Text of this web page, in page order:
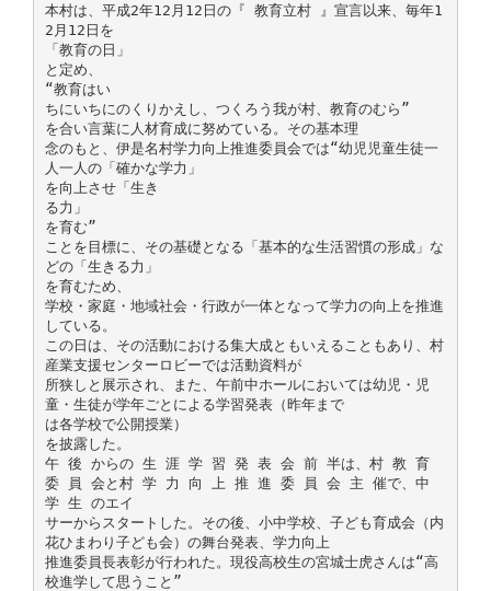
本村は、平成2年12月12日の『 教育立村 』宣言以来、毎年1
2月12日を
「教育の日」
と定め、
“教育はい
ちにいちにのくりかえし、つくろう我が村、教育のむら”
を合い言葉に人材育成に努めている。その基本理
念のもと、伊是名村学力向上推進委員会では“幼児児童生徒一
人一人の「確かな学力」
を向上させ「生き
る力」
を育む”
ことを目標に、その基礎となる「基本的な生活習慣の形成」な
どの「生きる力」
を育むため、
学校・家庭・地域社会・行政が一体となって学力の向上を推進
している。
この日は、その活動における集大成ともいえることもあり、村
産業支援センターロビーでは活動資料が
所狭しと展示され、また、午前中ホールにおいては幼児・児
童・生徒が学年ごとによる学習発表（昨年まで
は各学校で公開授業）
を披露した。
午 後 からの 生 涯 学 習 発 表 会 前 半は、村 教 育
委 員 会と村 学 力 向 上 推 進 委 員 会 主 催で、中
学 生 のエイ
サーからスタートした。その後、小中学校、子ども育成会（内
花ひまわり子ども会）の舞台発表、学力向上
推進委員長表彰が行われた。現役高校生の宮城士虎さんは“高
校進学して思うこと”